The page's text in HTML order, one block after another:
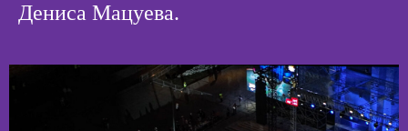
Дениса Мацуева.